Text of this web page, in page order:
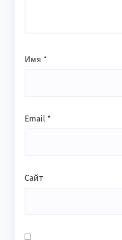
Имя *
Email *
Сайт